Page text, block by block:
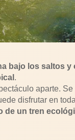
bajo los saltos
.
aparte.
disfrutar en
de un tren